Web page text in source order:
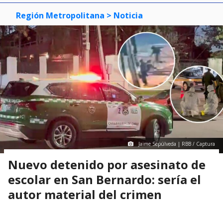
Región Metropolitana > Noticia
Jaime Sepúlveda | RBB / Captura
Nuevo detenido por asesinato de
escolar en San Bernardo: sería el
autor material del crimen